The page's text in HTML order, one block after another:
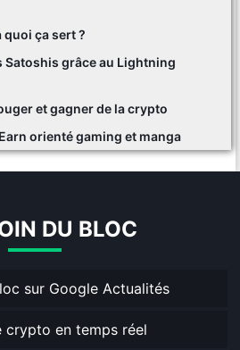
quoi ça sert ?
Satoshis grâce au Lightning
et gagner de la crypto
orienté gaming et manga
DU BLOC
sur Google Actualités
crypto en temps réel